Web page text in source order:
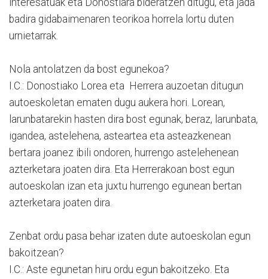
badira gidabaimenaren teorikoa horrela lortu duten
urnietarrak.
Nola antolatzen da bost egunekoa?
I.C.: Donostiako Lorea eta Herrera auzoetan ditugun
autoeskoletan ematen dugu aukera hori. Lorean,
larunbatarekin hasten dira bost egunak, beraz, larunbata,
igandea, astelehena, asteartea eta asteazkenean
bertara joanez ibili ondoren, hurrengo astelehenean
azterketara joaten dira. Eta Herrerakoan bost egun
autoeskolan izan eta juxtu hurrengo egunean bertan
azterketara joaten dira.
Zenbat ordu pasa behar izaten dute autoeskolan egun
bakoitzean?
I.C.: Aste egunetan hiru ordu egun bakoitzeko. Eta